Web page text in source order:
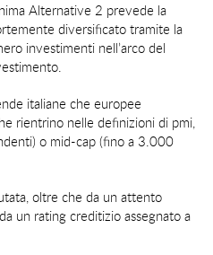
Alternative 2 prevede la
diversificato tramite la
investimenti nell’arco del
italiane che europee
rientrino nelle definizioni di pmi,
o mid-cap (fino a 3.000
oltre che da un attento
un rating creditizio assegnato a